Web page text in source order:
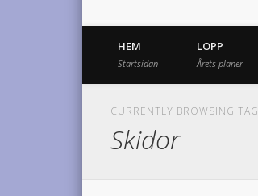
HEM
Startsidan
LOPP
Årets planer
CURRENTLY BROWSING TAG
Skidor